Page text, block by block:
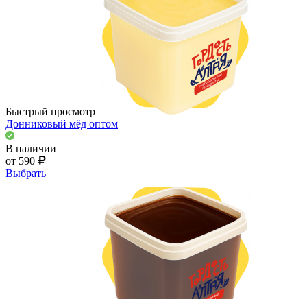
Быстрый просмотр
Донниковый мёд оптом
В наличии
от 590
Выбрать